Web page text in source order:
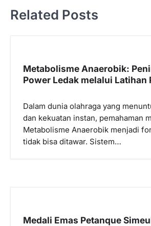
a
Related Posts
Metabolisme Anaerobik:
Power Ledak melalui Latihan
Dalam dunia olahraga yang
dan kekuatan instan, pemahaman
Metabolisme Anaerobik menjadi
tidak bisa ditawar. Sistem…
Medali Emas Petanque